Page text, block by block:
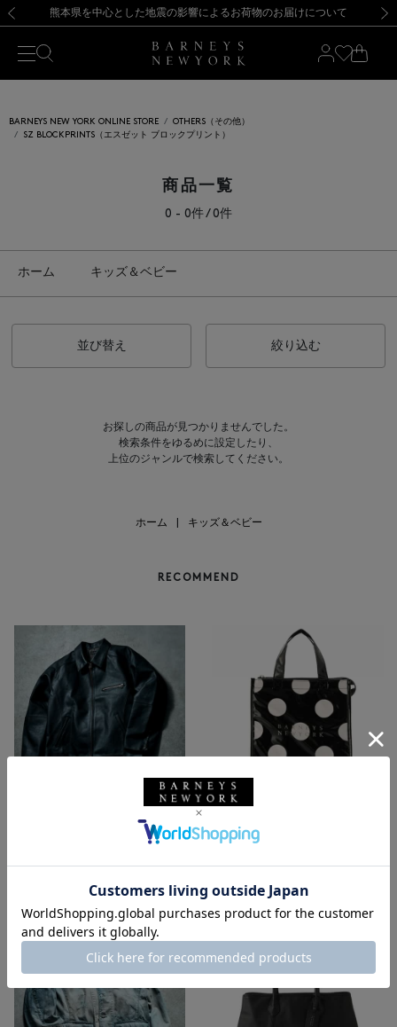
新規登録のお客様も対象！＜MY BARNEYS＞会員のお客様は11,000円（税込）以上のお買上げで常時送料無料！お買い物の際は会員登録を！
【夏季休業に伴う返品・交換承り一時停止のお知らせ】（2026.8.5）
熊本県を中心とした地震の影響によるお荷物のお届けについて
【開催中】SUMMER SALEのご案内・ご注意事項 新規登録のお客様も対象！＜MY BARNEYS＞会員のお客様は11,000円（税込）以上のお買上げで常時送料無料！お買い物の際は会員登録を！
【夏季休業に伴う返品・交換承り一時停止のお知らせ】（2026.8.5）
BARNEYS NEW YORK ONLINE STORE
OTHERS（その他）
SZ BLOCKPRINTS（エスゼット ブロックプリント）
商品一覧
0 - 0件 / 0件
ホーム キッズ＆ベビー
並び替え 絞り込む
お探しの商品が見つかりませんでした。
検索条件をゆるめに設定したり、
上位のジャンルで検索してください。
ホーム キッズ＆ベビー
RECOMMEND
BARNEYS NEW YORK
¥6,600